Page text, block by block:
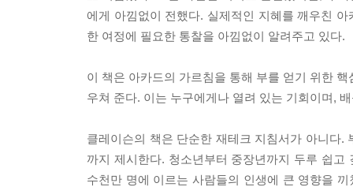
에게 아낌없이 전했다. 실제적인 지혜를 깨우친
한 여정에 필요한 통찰을 아낌없이 알려주고 있다.
이 책은 아카드의 가르침을 통해 부를 얻기 위한
우쳐 준다. 이는 누구에게나 열려 있는 기회이며,
클레이슨의 책은 단순한 재테크 지침서가 아니다
까지 제시한다. 청소년부터 중장년까지 두루 쉽
수천만 명에 이르는 사람들의 인생에 큰 영향을